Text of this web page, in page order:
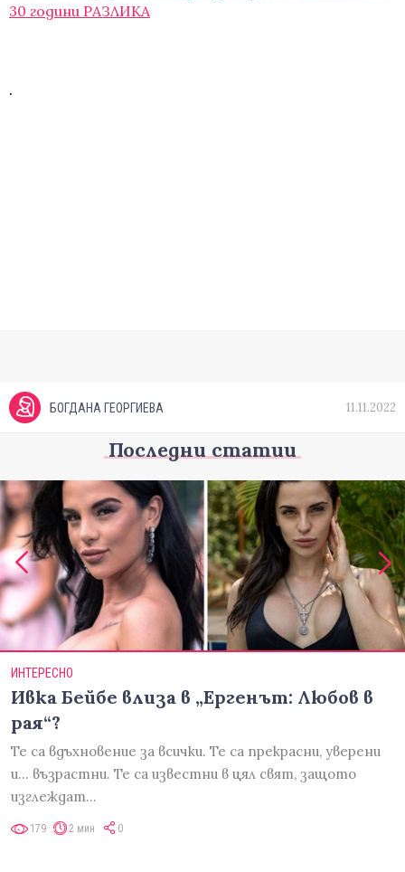
30 години РАЗЛИКА
.
БОГДАНА ГЕОРГИЕВА 11.11.2022
Последни статии
ИНТЕРЕСНО
Ивка Бейбе влиза в „Ергенът: Любов в
рая“?
Те са вдъхновение за всички. Те са прекрасни, уверени
и... възрастни. Те са известни в цял свят, защото
изглеждат…
179 2 мин 0